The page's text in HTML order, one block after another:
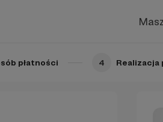
płatności 4 Realizacja